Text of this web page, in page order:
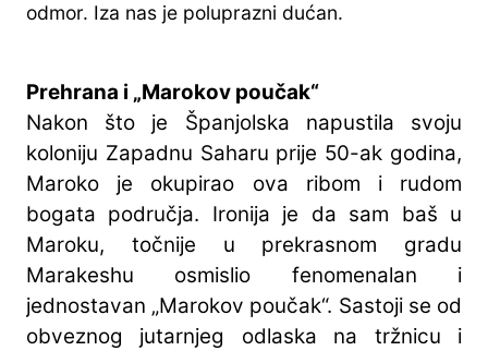
odmor. Iza nas je poluprazni dućan.
Prehrana i „Marokov poučak“
Nakon što je Španjolska napustila svoju
koloniju Zapadnu Saharu prije 50-ak godina,
Maroko je okupirao ova ribom i rudom
bogata područja. Ironija je da sam baš u
Maroku, točnije u prekrasnom gradu
Marakeshu osmislio fenomenalan i
jednostavan „Marokov poučak“. Sastoji se od
obveznog jutarnjeg odlaska na tržnicu i